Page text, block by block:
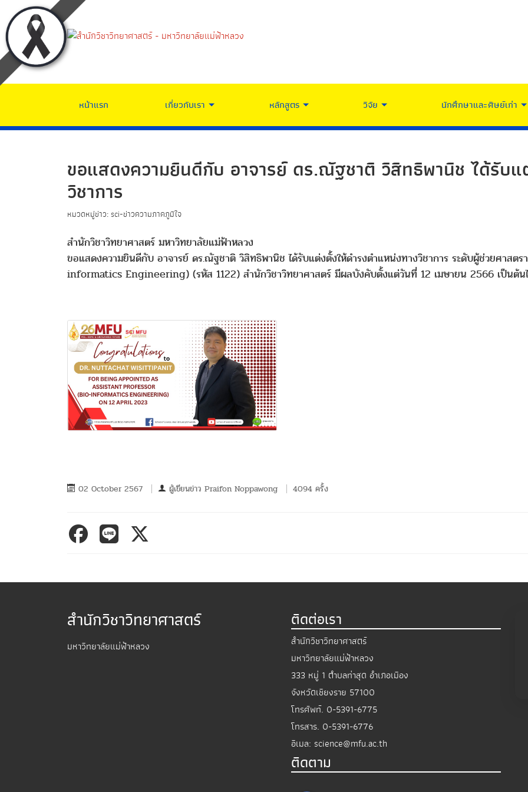
หน้าแรก เกี่ยวกับเรา หลักสูตร วิจัย นักศึกษาและศิษย์เก่า
ขอแสดงความยินดีกับ อาจารย์ ดร.ณัฐชาติ วิสิทธิพานิช ได้รับแ
วิชาการ
หมวดหมู่ข่าว: sci-ข่าวความภาคภูมิใจ
สำนักวิชาวิทยาศาสตร์ มหาวิทยาลัยแม่ฟ้าหลวง
ขอแสดงความยินดีกับ อาจารย์ ดร.ณัฐชาติ วิสิทธิพานิช ได้รับแต่งตั้งให้ดำรงตำแหน่งทางวิชาการ ระดับผู้ช่วยศาสตร
informatics Engineering) (รหัส 1122) สำนักวิชาวิทยาศาสตร์ มีผลบังคับตั้งแต่วันที่ 12 เมษายน 2566 เป็นต้น
02 October 2567 ผู้เขียนข่าว Praifon Noppawong 4094 ครั้ง
สำนักวิชาวิทยาศาสตร์
มหาวิทยาลัยแม่ฟ้าหลวง
ติดต่อเรา
สำนักวิชาวิทยาศาสตร์
มหาวิทยาลัยแม่ฟ้าหลวง
333 หมู่ 1 ตำบลท่าสุด อำเภอเมือง
จังหวัดเชียงราย 57100
โทรศัพท์. 0-5391-6775
โทรสาร. 0-5391-6776
อีเมล: science@mfu.ac.th
ติดตาม